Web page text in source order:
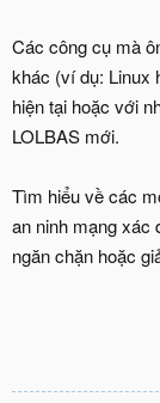
Các công cụ mà
khác (ví dụ: Linux
hiện tại hoặc với
LOLBAS mới.
Tìm hiểu về các
an ninh mạng xác
ngăn chặn hoặc